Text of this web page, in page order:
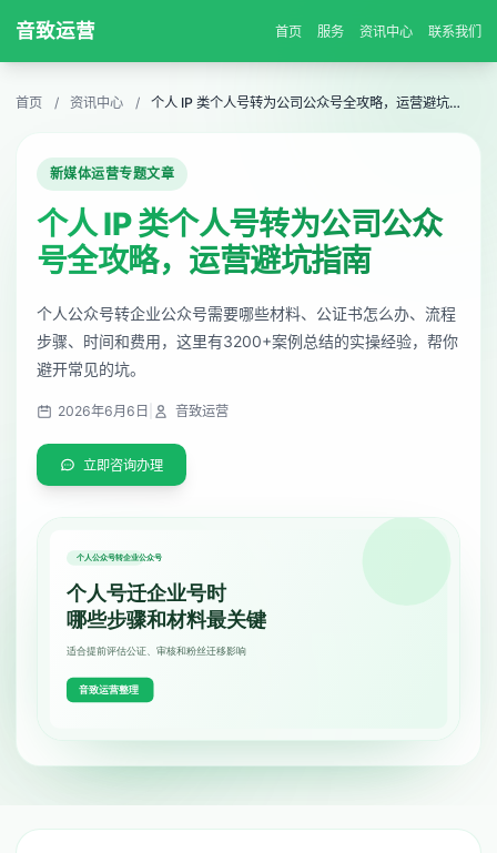
音致运营 首页 服务 资讯中心 联系我们
首页 / 资讯中心 / 个人 IP 类个人号转为公司公众号全攻略，运营避坑指南
新媒体运营专题文章
个人 IP 类个人号转为公司公众
号全攻略，运营避坑指南
个人公众号转企业公众号需要哪些材料、公证书怎么办、流程
步骤、时间和费用，这里有3200+案例总结的实操经验，帮你
避开常见的坑。
2026年6月6日 音致运营
立即咨询办理